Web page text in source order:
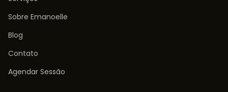
Sobre Emanoelle
Blog
Contato
Agendar Sessão